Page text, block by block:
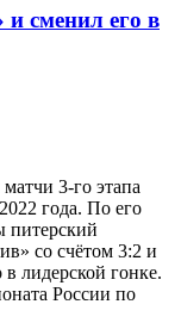
сменил его в
3-го этапа
года. По его
питерский
со счётом 3:2 и
лидерской гонке.
России по